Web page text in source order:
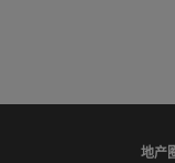
地产